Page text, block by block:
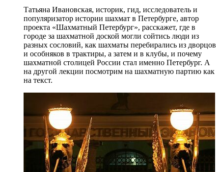
Татьяна Ивановская, историк, гид, исследователь и
популяризатор истории шахмат в Петербурге, автор
проекта «Шахматный Петербург», расскажет, где в
городе за шахматной доской могли сойтись люди из
разных сословий, как шахматы перебирались из дворцов
и особняков в трактиры, а затем и в клубы, и почему
шахматной столицей России стал именно Петербург. А
на другой лекции посмотрим на шахматную партию как
на текст.